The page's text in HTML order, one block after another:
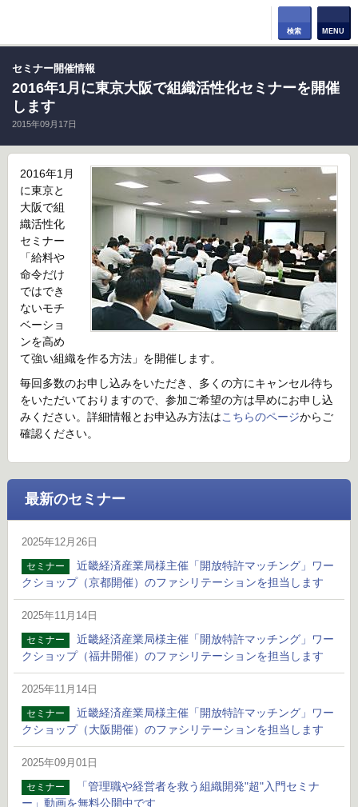
検索 MENU
セミナー開催情報
2016年1月に東京大阪で組織活性化セミナーを開催
します
2015年09月17日
2016年1月
に東京と
大阪で組
織活性化
セミナー
「給料や
命令だけ
ではでき
ないモチ
ベーショ
ンを高め
て強い組織を作る方法」を開催します。
毎回多数のお申し込みをいただき、多くの方にキャンセル待ち
をいただいておりますので、参加ご希望の方は早めにお申し込
みください。詳細情報とお申込み方法はこちらのページからご
確認ください。
最新のセミナー
2025年12月26日
セミナー
近畿経済産業局様主催「開放特許マッチング」ワー
クショップ（京都開催）のファシリテーションを担当します
2025年11月14日
セミナー
近畿経済産業局様主催「開放特許マッチング」ワー
クショップ（福井開催）のファシリテーションを担当します
2025年11月14日
セミナー
近畿経済産業局様主催「開放特許マッチング」ワー
クショップ（大阪開催）のファシリテーションを担当します
2025年09月01日
セミナー
「管理職や経営者を救う組織開発"超"入門セミナ
ー」動画を無料公開中です